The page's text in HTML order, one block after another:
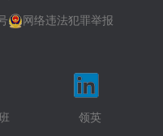
网络违法犯罪举报
领英